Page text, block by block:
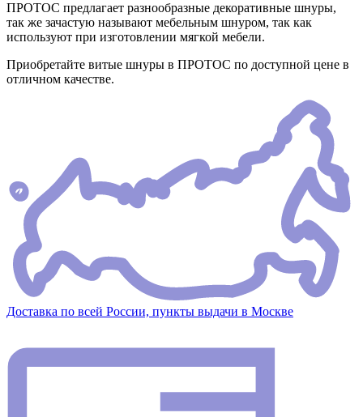
ПРОТОС предлагает разнообразные декоративные шнуры,
так же зачастую называют мебельным шнуром, так как
используют при изготовлении мягкой мебели.
Приобретайте витые шнуры в ПРОТОС по доступной цене в
отличном качестве.
Доставка по всей России, пункты выдачи в Москве